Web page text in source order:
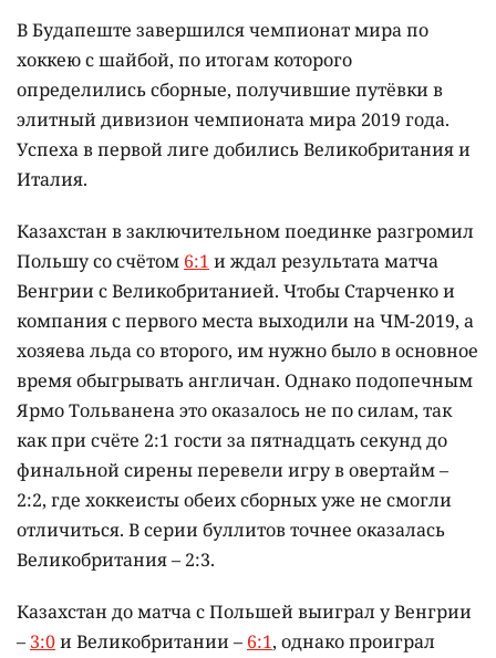
В Будапеште завершился чемпионат мира по
хоккею с шайбой, по итогам которого
определились сборные, получившие путёвки в
элитный дивизион чемпионата мира 2019 года.
Успеха в первой лиге добились Великобритания и
Италия.
Казахстан в заключительном поединке разгромил
Польшу со счётом 6:1 и ждал результата матча
Венгрии с Великобританией. Чтобы Старченко и
компания с первого места выходили на ЧМ-2019, а
хозяева льда со второго, им нужно было в основное
время обыгрывать англичан. Однако подопечным
Ярмо Тольванена это оказалось не по силам, так
как при счёте 2:1 гости за пятнадцать секунд до
финальной сирены перевели игру в овертайм –
2:2, где хоккеисты обеих сборных уже не смогли
отличиться. В серии буллитов точнее оказалась
Великобритания – 2:3.
Казахстан до матча с Польшей выиграл у Венгрии
– 3:0и Великобритании – 6:1, однако проиграл